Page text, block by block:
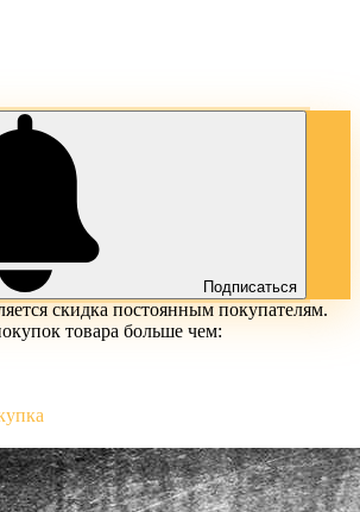
Подписаться
скидка постоянным покупателям.
товара больше чем: